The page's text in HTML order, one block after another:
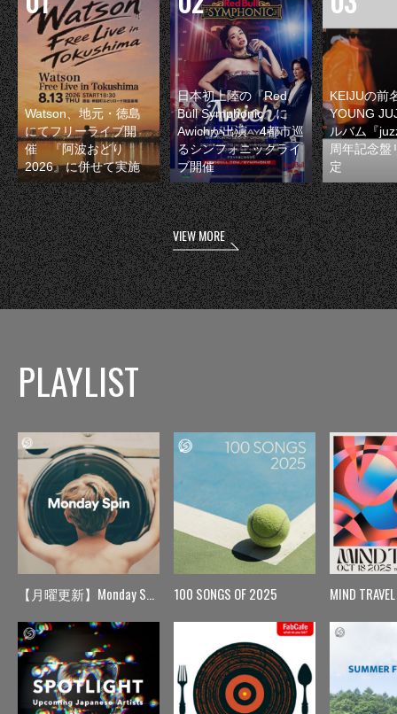
Watson、地元・徳島
にてフリーライブ開
催 『阿波おどり
2026』に併せて実施
日本初上陸の『Red
Bull Symphonic』に
Awichが出演 4都市巡
るシンフォニックライ
ブ開催
KEIJUの前
YOUNG
ルバム『
周年記念盤
定
VIEW MORE
PLAYLIST
【月曜更新】Monday Spin 100 SONGS OF 2025 MIND TRAVEL